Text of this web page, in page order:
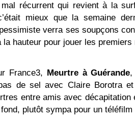
récurrent qui revient à la
mieux que la semaine
verra ses soupçons
la hauteur pour jouer les premiers
France3, Meurtre à Guérande,
de sel avec Claire Borotra et
entre amis avec décapitation
plutôt sympa pour un